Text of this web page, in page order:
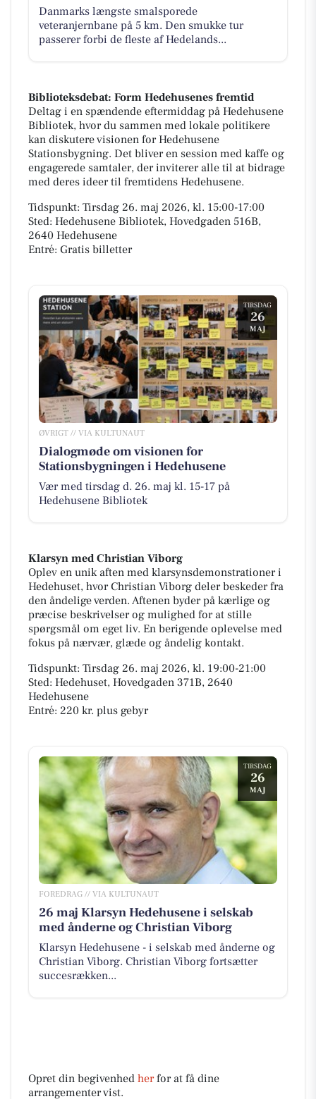
Danmarks længste smalsporede
veteranjernbane på 5 km. Den smukke tur
passerer forbi de fleste af Hedelands...
Biblioteksdebat: Form Hedehusenes fremtid
Deltag i en spændende eftermiddag på Hedehusene
Bibliotek, hvor du sammen med lokale politikere
kan diskutere visionen for Hedehusene
Stationsbygning. Det bliver en session med kaffe og
engagerede samtaler, der inviterer alle til at bidrage
med deres ideer til fremtidens Hedehusene.
Tidspunkt: Tirsdag 26. maj 2026, kl. 15:00-17:00
Sted: Hedehusene Bibliotek, Hovedgaden 516B,
2640 Hedehusene
Entré: Gratis billetter
TIRSDAG
26
MAJ
ØVRIGT // VIA KULTUNAUT
Dialogmøde om visionen for
Stationsbygningen i Hedehusene
Vær med tirsdag d. 26. maj kl. 15-17 på
Hedehusene Bibliotek
Klarsyn med Christian Viborg
Oplev en unik aften med klarsynsdemonstrationer i
Hedehuset, hvor Christian Viborg deler beskeder fra
den åndelige verden. Aftenen byder på kærlige og
præcise beskrivelser og mulighed for at stille
spørgsmål om eget liv. En berigende oplevelse med
fokus på nærvær, glæde og åndelig kontakt.
Tidspunkt: Tirsdag 26. maj 2026, kl. 19:00-21:00
Sted: Hedehuset, Hovedgaden 371B, 2640
Hedehusene
Entré: 220 kr. plus gebyr
TIRSDAG
26
MAJ
FOREDRAG // VIA KULTUNAUT
26 maj Klarsyn Hedehusene i selskab
med ånderne og Christian Viborg
Klarsyn Hedehusene - i selskab med ånderne og
Christian Viborg. Christian Viborg fortsætter
succesrækken...
Opret din begivenhed herfor at få dine
arrangementer vist.